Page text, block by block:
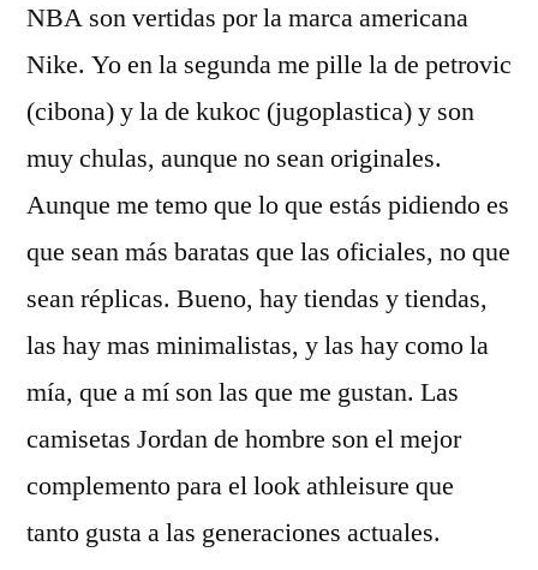
NBA son vertidas por la marca americana
Nike. Yo en la segunda me pille la de petrovic
(cibona) y la de kukoc (jugoplastica) y son
muy chulas, aunque no sean originales.
Aunque me temo que lo que estás pidiendo es
que sean más baratas que las oficiales, no que
sean réplicas. Bueno, hay tiendas y tiendas,
las hay mas minimalistas, y las hay como la
mía, que a mí son las que me gustan. Las
camisetas Jordan de hombre son el mejor
complemento para el look athleisure que
tanto gusta a las generaciones actuales.